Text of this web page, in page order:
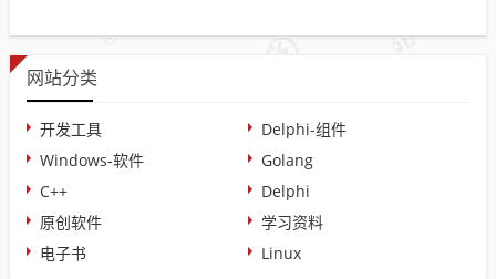
网站分类
开发工具
Delphi-组件
Windows-软件
Golang
C++
Delphi
原创软件
学习资料
电子书
Linux